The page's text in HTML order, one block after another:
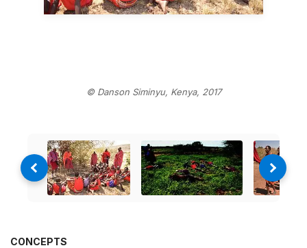
© Danson Siminyu, Kenya, 2017
CONCEPTS